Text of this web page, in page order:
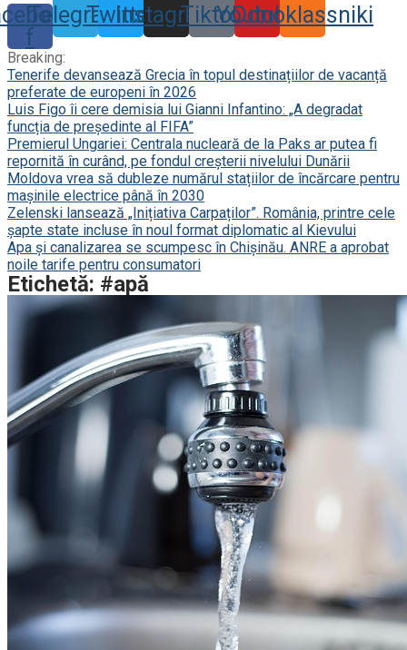
f
TelegramTwitter
Instagram
TiktokYoutube
Odnoklassniki
Breaking:
Tenerife devansează Grecia în topul destinațiilor de vacanță
preferate de europeni în 2026
Luis Figo îi cere demisia lui Gianni Infantino: „A degradat
funcția de președinte al FIFA”
Premierul Ungariei: Centrala nucleară de la Paks ar putea fi
repornită în curând, pe fondul creșterii nivelului Dunării
Moldova vrea să dubleze numărul stațiilor de încărcare pentru
mașinile electrice până în 2030
Zelenski lansează „Inițiativa Carpaților”. România, printre cele
șapte state incluse în noul format diplomatic al Kievului
Apa și canalizarea se scumpesc în Chișinău. ANRE a aprobat
noile tarife pentru consumatori
Etichetă: #apă